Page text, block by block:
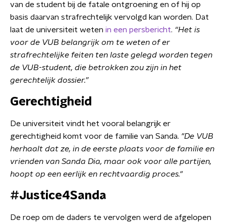
van de student bij de fatale ontgroening en of hij op
basis daarvan strafrechtelijk vervolgd kan worden. Dat
laat de universiteit weten in een persbericht. “Het is
voor de VUB belangrijk om te weten of er
strafrechtelijke feiten ten laste gelegd worden tegen
de VUB-student, die betrokken zou zijn in het
gerechtelijk dossier.”
Gerechtigheid
De universiteit vindt het vooral belangrijk er
gerechtigheid komt voor de familie van Sanda. "De VUB
herhaalt dat ze, in de eerste plaats voor de familie en
vrienden van Sanda Dia, maar ook voor alle partijen,
hoopt op een eerlijk en rechtvaardig proces."
#Justice4Sanda
De roep om de daders te vervolgen werd de afgelopen